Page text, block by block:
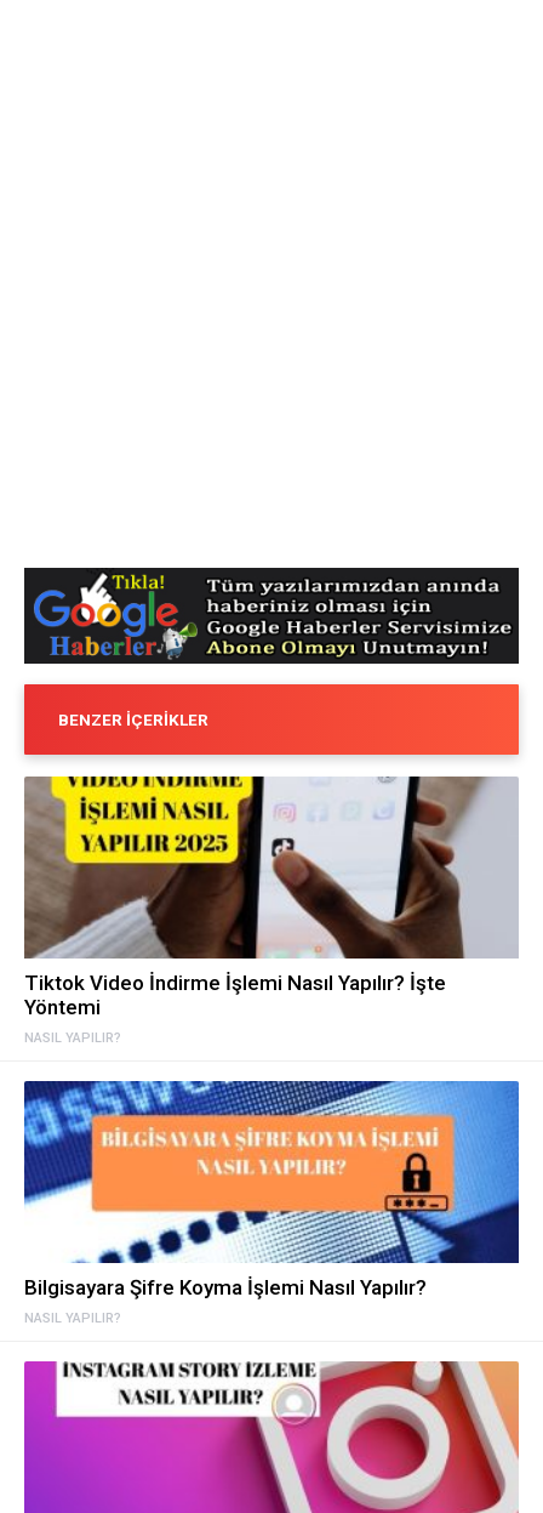
BENZER İÇERIKLER
NASIL YAPILIR?
Tiktok Video İndirme İşlemi Nasıl Yapılır? İşte
Yöntemi
NASIL YAPILIR?
Bilgisayara Şifre Koyma İşlemi Nasıl Yapılır?